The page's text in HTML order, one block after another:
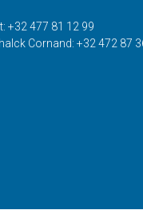
+32 477 81 12 99
Cornand: +32 472 87